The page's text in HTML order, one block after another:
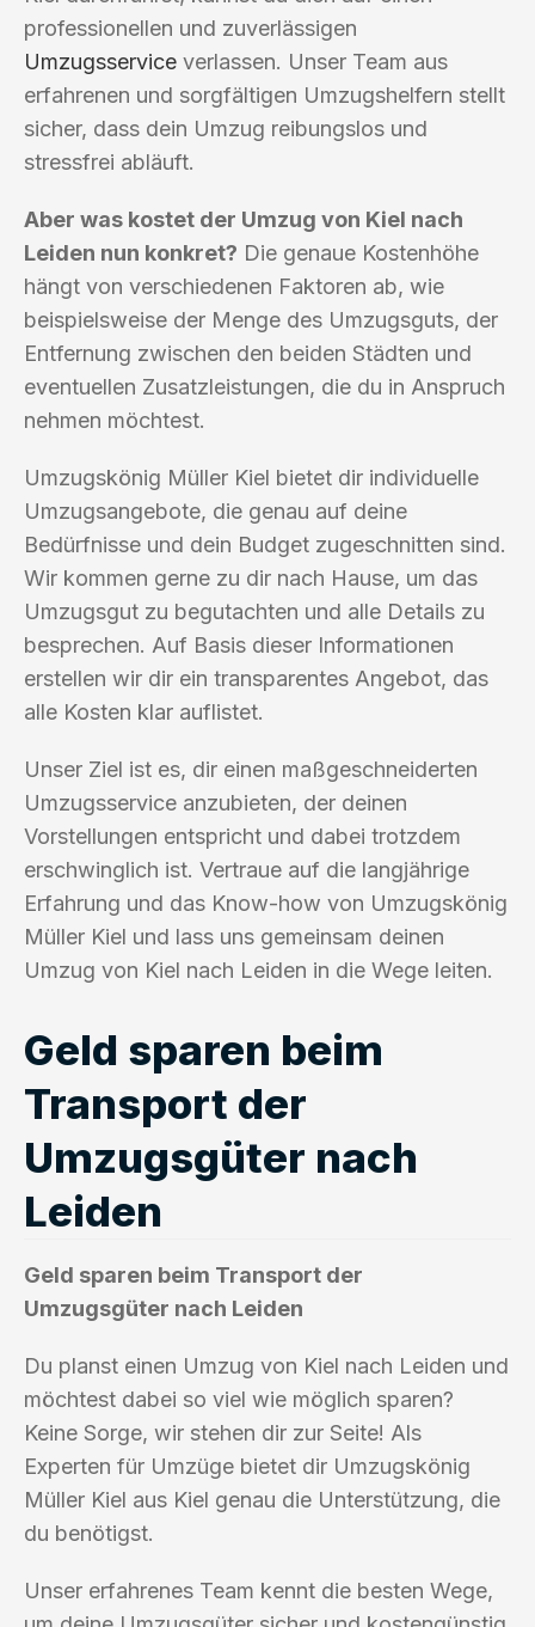
professionellen und zuverlässigen
Umzugsservice verlassen. Unser Team aus
erfahrenen und sorgfältigen Umzugshelfern stellt
sicher, dass dein Umzug reibungslos und
stressfrei abläuft.
Aber was kostet der Umzug von Kiel nach
Leiden nun konkret? Die genaue Kostenhöhe
hängt von verschiedenen Faktoren ab, wie
beispielsweise der Menge des Umzugsguts, der
Entfernung zwischen den beiden Städten und
eventuellen Zusatzleistungen, die du in Anspruch
nehmen möchtest.
Umzugskönig Müller Kiel bietet dir individuelle
Umzugsangebote, die genau auf deine
Bedürfnisse und dein Budget zugeschnitten sind.
Wir kommen gerne zu dir nach Hause, um das
Umzugsgut zu begutachten und alle Details zu
besprechen. Auf Basis dieser Informationen
erstellen wir dir ein transparentes Angebot, das
alle Kosten klar auflistet.
Unser Ziel ist es, dir einen maßgeschneiderten
Umzugsservice anzubieten, der deinen
Vorstellungen entspricht und dabei trotzdem
erschwinglich ist. Vertraue auf die langjährige
Erfahrung und das Know-how von Umzugskönig
Müller Kiel und lass uns gemeinsam deinen
Umzug von Kiel nach Leiden in die Wege leiten.
Geld sparen beim
Transport der
Umzugsgüter nach
Leiden
Geld sparen beim Transport der
Umzugsgüter nach Leiden
Du planst einen Umzug von Kiel nach Leiden und
möchtest dabei so viel wie möglich sparen?
Keine Sorge, wir stehen dir zur Seite! Als
Experten für Umzüge bietet dir Umzugskönig
Müller Kiel aus Kiel genau die Unterstützung, die
du benötigst.
Unser erfahrenes Team kennt die besten Wege,